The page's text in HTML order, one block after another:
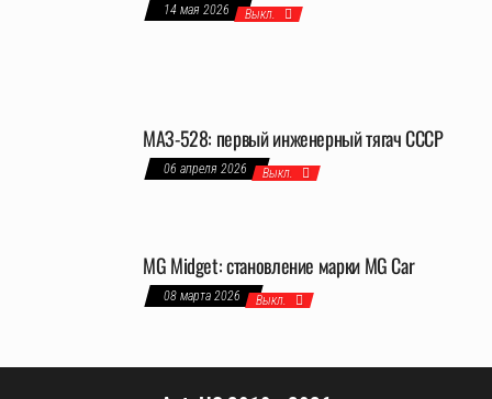
14 мая 2026 Выкл.
МАЗ-528: первый инженерный тягач СССР
06 апреля 2026 Выкл.
MG Midget: становление марки MG Car
08 марта 2026 Выкл.